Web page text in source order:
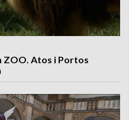
ZOO. Atos i Portos